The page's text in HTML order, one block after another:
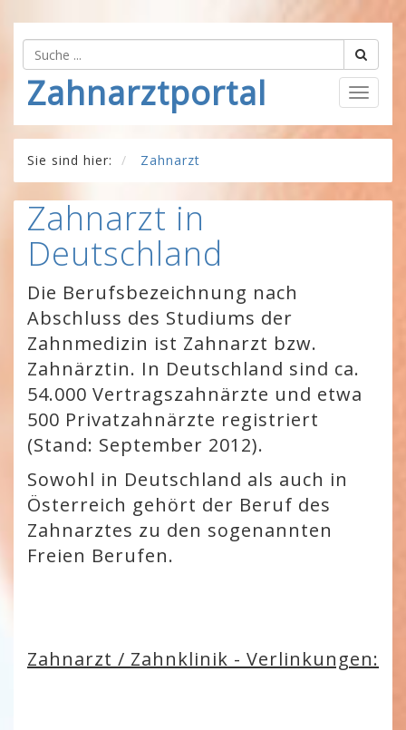
Zahnarztportal
Sie sind hier: Zahnarzt
Zahnarzt in
Deutschland
Die Berufsbezeichnung nach
Abschluss des Studiums der
Zahnmedizin ist Zahnarzt bzw.
Zahnärztin. In Deutschland sind ca.
54.000 Vertragszahnärzte und etwa
500 Privatzahnärzte registriert
(Stand: September 2012).
Sowohl in Deutschland als auch in
Österreich gehört der Beruf des
Zahnarztes zu den sogenannten
Freien Berufen.
Zahnarzt / Zahnklinik - Verlinkungen: